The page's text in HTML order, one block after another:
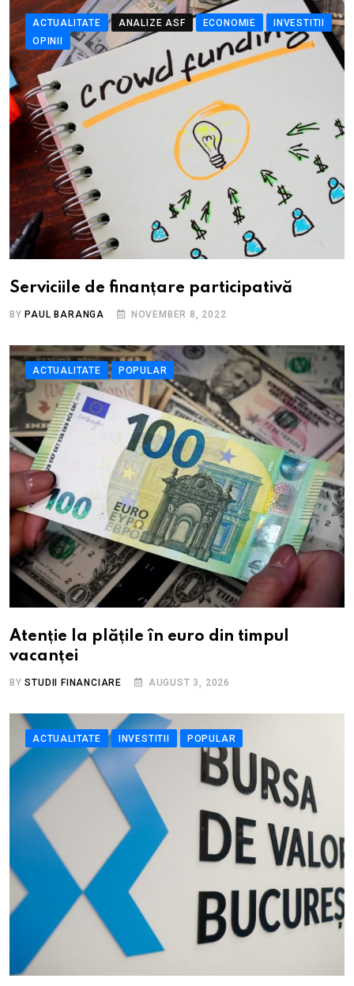
ACTUALITATE ANALIZE ASF ECONOMIE
INVESTITII
OPINII
Serviciile de finanțare participativă
BY PAUL BARANGA NOVEMBER 8, 2022
ACTUALITATE POPULAR
Atenție la plățile în euro din timpul
vacanței
BYSTUDII FINANCIARE AUGUST 3, 2026
ACTUALITATE INVESTITII POPULAR